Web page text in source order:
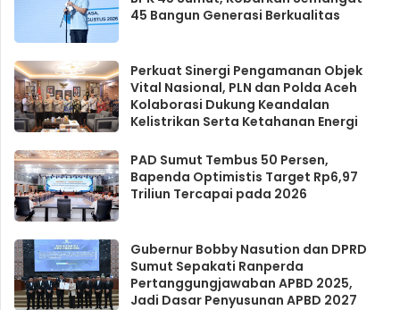
45 Bangun Generasi Berkualitas
Perkuat Sinergi Pengamanan Objek
Vital Nasional, PLN dan Polda Aceh
Kolaborasi Dukung Keandalan
Kelistrikan Serta Ketahanan Energi
PAD Sumut Tembus 50 Persen,
Bapenda Optimistis Target Rp6,97
Triliun Tercapai pada 2026
Gubernur Bobby Nasution dan DPRD
Sumut Sepakati Ranperda
Pertanggungjawaban APBD 2025,
Jadi Dasar Penyusunan APBD 2027